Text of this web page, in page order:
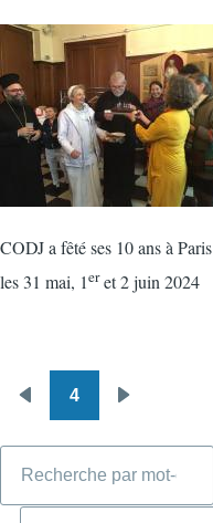
CODJ a fêté ses 10 ans à Paris
les 31 mai, 1eret 2 juin 2024
Pagination
4